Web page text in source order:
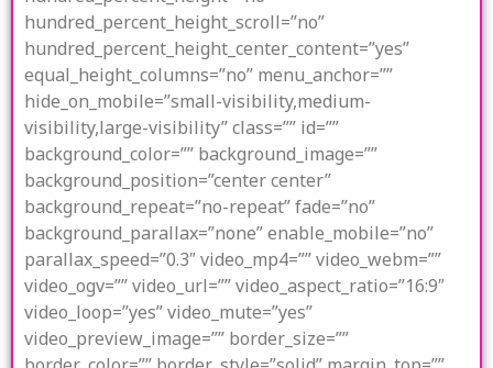
hundred_percent_height_scroll=”no”
hundred_percent_height_center_content=”yes”
equal_height_columns=”no” menu_anchor=””
hide_on_mobile=”small-visibility,medium-
visibility,large-visibility” class=”” id=””
background_color=”” background_image=””
background_position=”center center”
background_repeat=”no-repeat” fade=”no”
background_parallax=”none” enable_mobile=”no”
parallax_speed=”0.3″ video_mp4=”” video_webm=””
video_ogv=”” video_url=”” video_aspect_ratio=”16:9″
video_loop=”yes” video_mute=”yes”
video_preview_image=”” border_size=””